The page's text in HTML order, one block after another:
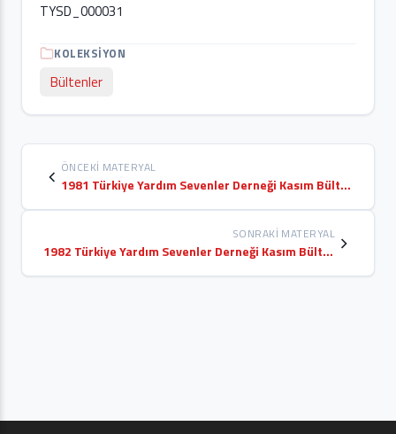
TYSD_000031
KOLEKSIYON
Bültenler
ÖNCEKI MATERYAL
1981 Türkiye Yardım Sevenler Derneği Kasım Bülteni
SONRAKI MATERYAL
1982 Türkiye Yardım Sevenler Derneği Kasım Bülteni